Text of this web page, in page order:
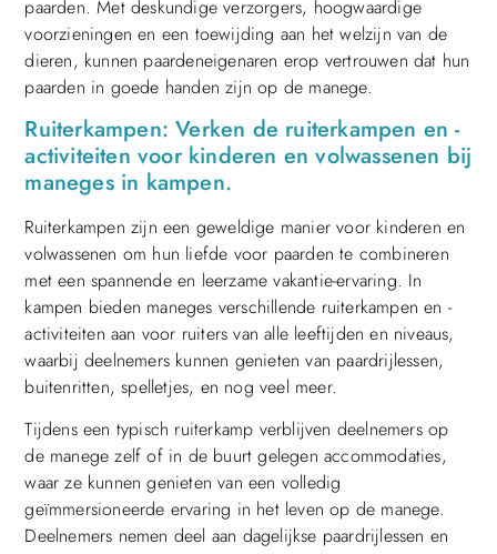
paarden. Met deskundige verzorgers, hoogwaardige
voorzieningen en een toewijding aan het welzijn van de
dieren, kunnen paardeneigenaren erop vertrouwen dat hun
paarden in goede handen zijn op de manege.
Ruiterkampen: Verken de ruiterkampen en -
activiteiten voor kinderen en volwassenen bij
maneges in kampen.
Ruiterkampen zijn een geweldige manier voor kinderen en
volwassenen om hun liefde voor paarden te combineren
met een spannende en leerzame vakantie-ervaring. In
kampen bieden maneges verschillende ruiterkampen en -
activiteiten aan voor ruiters van alle leeftijden en niveaus,
waarbij deelnemers kunnen genieten van paardrijlessen,
buitenritten, spelletjes, en nog veel meer.
Tijdens een typisch ruiterkamp verblijven deelnemers op
de manege zelf of in de buurt gelegen accommodaties,
waar ze kunnen genieten van een volledig
geïmmersioneerde ervaring in het leven op de manege.
Deelnemers nemen deel aan dagelijkse paardrijlessen en